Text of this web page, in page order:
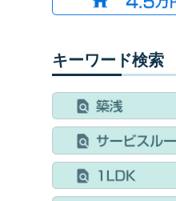
キーワード検索